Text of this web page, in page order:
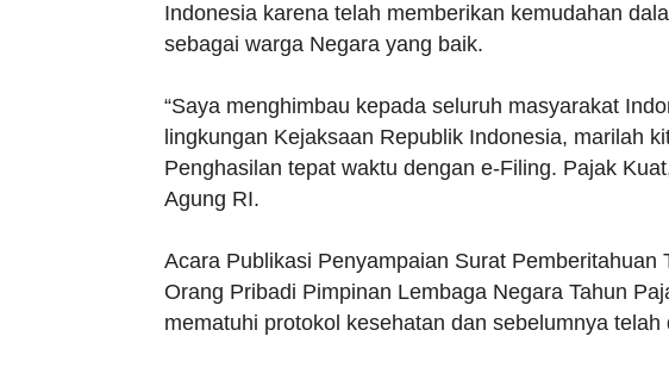
Indonesia karena telah memberikan kemudahan
sebagai warga Negara yang baik.
“Saya menghimbau kepada seluruh masyarakat
lingkungan Kejaksaan Republik Indonesia, marilah
Penghasilan tepat waktu dengan e-Filing. Pajak
Agung RI.
Acara Publikasi Penyampaian Surat Pemberitahuan
Orang Pribadi Pimpinan Lembaga Negara Tahun
mematuhi protokol kesehatan dan sebelumnya